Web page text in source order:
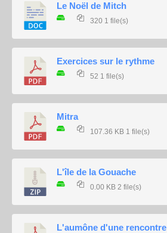
Le Noël de Mitch
320 1 file(s)
Exercices sur le rythme
52 1 file(s)
Mitra
107.36 KB 1 file(s)
L'île de la Gouache
0.00 KB 2 file(s)
L'aumône d'une rencontre